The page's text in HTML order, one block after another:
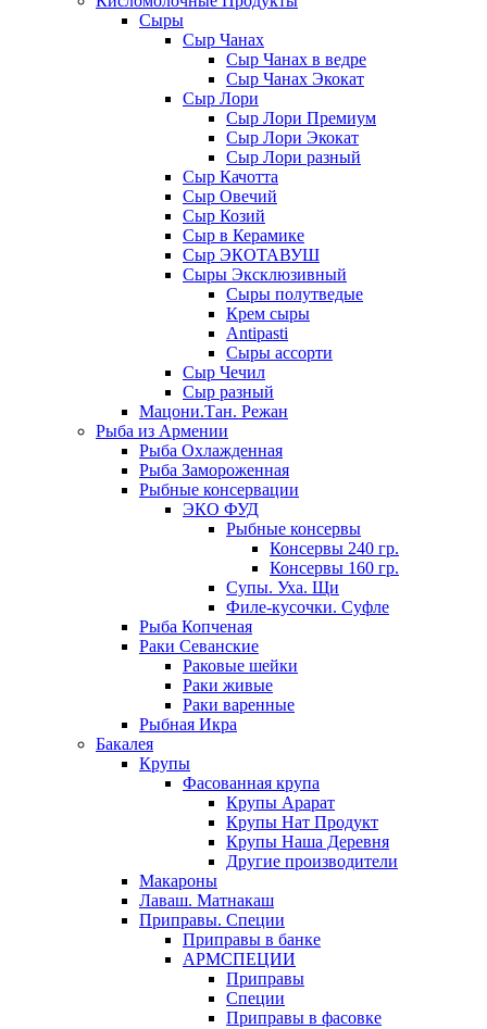
Сыры
Сыр Чанах
Сыр Чанах в ведре
Сыр Чанах Экокат
Сыр Лори
Сыр Лори Премиум
Сыр Лори Экокат
Сыр Лори разный
Сыр Качотта
Сыр Овечий
Сыр Козий
Сыр в Керамике
Сыр ЭКОТАВУШ
Сыры Эксклюзивный
Сыры полутведые
Крем сыры
Antipasti
Сыры ассорти
Сыр Чечил
Сыр разный
Мацони.Тан. Режан
Рыба из Армении
Рыба Охлажденная
Рыба Замороженная
Рыбные консервации
ЭКО ФУД
Рыбные консервы
Консервы 240 гр.
Консервы 160 гр.
Супы. Уха. Щи
Филе-кусочки. Суфле
Рыба Копченая
Раки Севанские
Раковые шейки
Раки живые
Раки варенные
Рыбная Икра
Бакалея
Крупы
Фасованная крупа
Крупы Арарат
Крупы Нат Продукт
Крупы Наша Деревня
Другие производители
Макароны
Лаваш. Матнакаш
Приправы. Специи
Приправы в банке
АРМСПЕЦИИ
Приправы
Специи
Приправы в фасовке